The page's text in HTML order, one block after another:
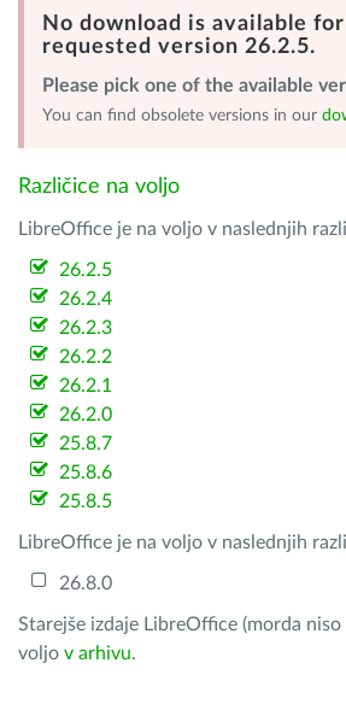
No download is available
requested version 26.2.5.
Please pick one of the available
You can find obsolete versions in our
Različice na voljo
LibreOffice je na voljo v naslednjih
26.2.5
26.2.4
26.2.3
26.2.2
26.2.1
26.2.0
25.8.7
25.8.6
25.8.5
LibreOffice je na voljo v naslednjih
26.8.0
Starejše izdaje LibreOffice (morda
voljo v arhivu.